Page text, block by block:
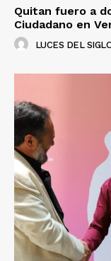
Quitan fuero a
Ciudadano en
LUCES DEL